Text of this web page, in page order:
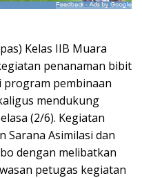
Kelas IIB Muara
penanaman bibit
program pembinaan
mendukung
(2/6). Kegiatan
Sarana Asimilasi dan
dengan melibatkan
petugas kegiatan